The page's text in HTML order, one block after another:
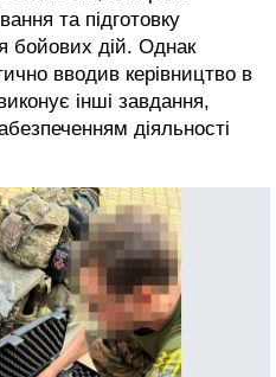
та підготовку
бойових дій. Однак
вводив керівництво в
інші завдання,
діяльності